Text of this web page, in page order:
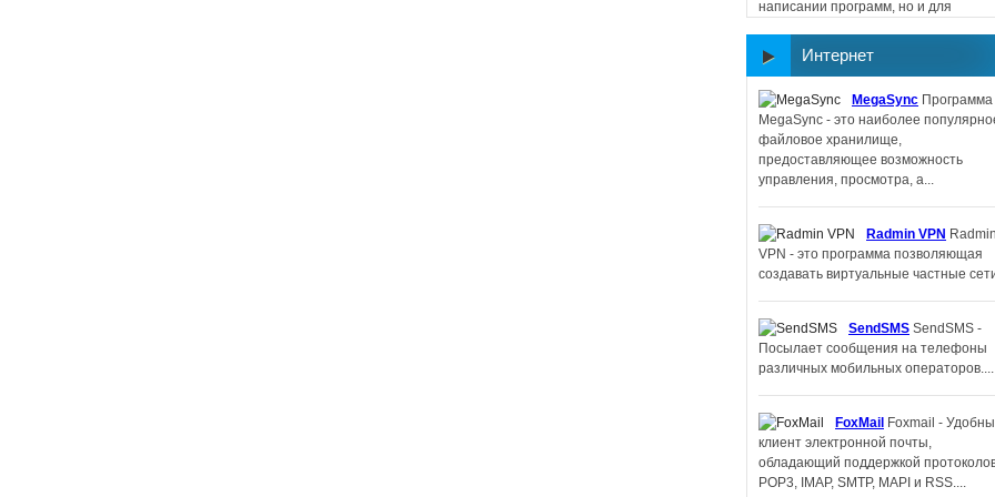
написании программ, но и для
поддерживается работа...
Memorize IT
- программа, помогающая пополнить
словарный запас изучаемого
иностранного языка....
Symphony IBM Lotus Symphony -
офисный пакет для Linux....
беплатная программа для
бланков, специально подготовленных
Form Pilot Office....
FeedReader
Feedreader - небольшая, компактная
программа для получения и чтения
новостей....
Интернет
MegaSync Программа
MegaSync - это наиболее
файловое хранилище,
предоставляющее возможность
управления, просмотра, а...
Radmin VPN Radmin
VPN - это программа позволяющая
создавать виртуальные частные
SendSMS SendSMS -
Посылает сообщения на телефоны
различных мобильных операторов....
FoxMail Foxmail -
клиент электронной почты,
обладающий поддержкой
POP3, IMAP, SMTP, MAPI и RSS....